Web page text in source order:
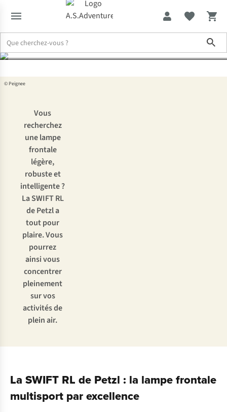
air la plus intelligente
© Peignee
Vous
recherchez
une lampe
frontale
légère,
robuste et
intelligente ?
La SWIFT RL
de Petzla
tout pour
plaire. Vous
pourrez
ainsi vous
concentrer
pleinement
sur vos
activités de
plein air.
La SWIFT RL de Petzl : la lampe frontale
multisport par excellence